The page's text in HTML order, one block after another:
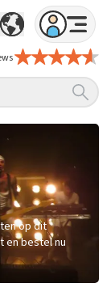
op dit
en bestel nu